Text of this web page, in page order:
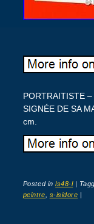
PORTRAITISTE
SIGNÉE DE SA
cm.
Posted inls48-l
peintre, s-isidore